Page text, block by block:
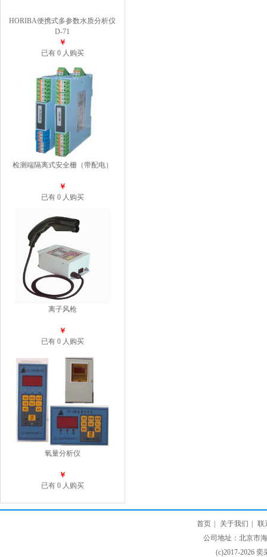
HORIBA便携式多参数水质分析仪
D-71
￥
已有 0 人购买
检测端隔离式安全栅（带配电）
￥
已有 0 人购买
离子风枪
￥
已有 0 人购买
氧量分析仪
￥
已有 0 人购买
首页 关于我们
联
公司地址：北京市
(c)2017-2026